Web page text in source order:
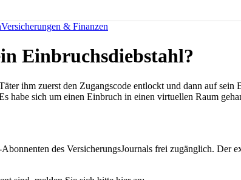
Versicherungen & Finanzen
Einbruchsdiebstahl?
ihm zuerst den Zugangscode entlockt und dann auf
habe sich um einen Einbruch in einen virtuellen Raum
des VersicherungsJournals frei zugänglich.